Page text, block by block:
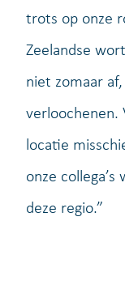
trots op onze
Zeelandse
niet zomaar
verloochenen.
locatie
onze
deze regio.”